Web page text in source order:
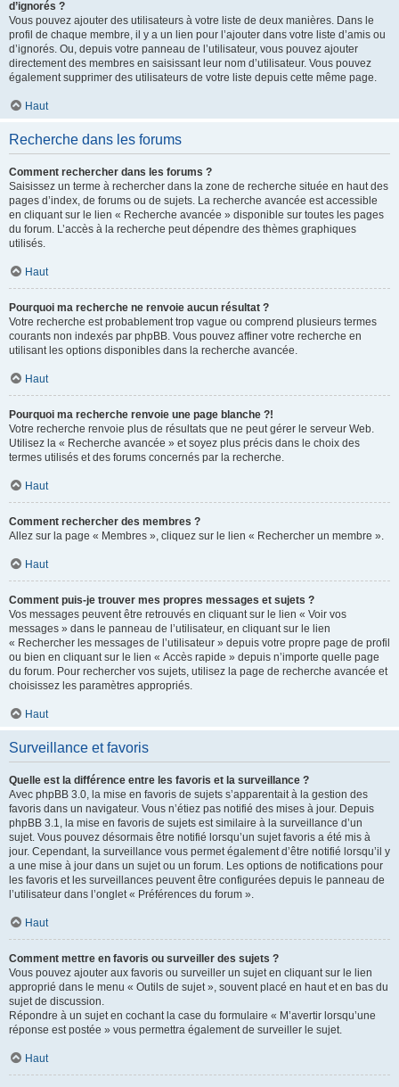
d’ignorés ?
Vous pouvez ajouter des utilisateurs à votre liste de deux manières. Dans le
profil de chaque membre, il y a un lien pour l’ajouter dans votre liste d’amis ou
d’ignorés. Ou, depuis votre panneau de l’utilisateur, vous pouvez ajouter
directement des membres en saisissant leur nom d’utilisateur. Vous pouvez
également supprimer des utilisateurs de votre liste depuis cette même page.
Haut
Recherche dans les forums
Comment rechercher dans les forums ?
Saisissez un terme à rechercher dans la zone de recherche située en haut des
pages d’index, de forums ou de sujets. La recherche avancée est accessible
en cliquant sur le lien « Recherche avancée » disponible sur toutes les pages
du forum. L’accès à la recherche peut dépendre des thèmes graphiques
utilisés.
Haut
Pourquoi ma recherche ne renvoie aucun résultat ?
Votre recherche est probablement trop vague ou comprend plusieurs termes
courants non indexés par phpBB. Vous pouvez affiner votre recherche en
utilisant les options disponibles dans la recherche avancée.
Haut
Pourquoi ma recherche renvoie une page blanche ?!
Votre recherche renvoie plus de résultats que ne peut gérer le serveur Web.
Utilisez la « Recherche avancée » et soyez plus précis dans le choix des
termes utilisés et des forums concernés par la recherche.
Haut
Comment rechercher des membres ?
Allez sur la page « Membres », cliquez sur le lien « Rechercher un membre ».
Haut
Comment puis-je trouver mes propres messages et sujets ?
Vos messages peuvent être retrouvés en cliquant sur le lien « Voir vos
messages » dans le panneau de l’utilisateur, en cliquant sur le lien
« Rechercher les messages de l’utilisateur » depuis votre propre page de profil
ou bien en cliquant sur le lien « Accès rapide » depuis n’importe quelle page
du forum. Pour rechercher vos sujets, utilisez la page de recherche avancée et
choisissez les paramètres appropriés.
Haut
Surveillance et favoris
Quelle est la différence entre les favoris et la surveillance ?
Avec phpBB 3.0, la mise en favoris de sujets s’apparentait à la gestion des
favoris dans un navigateur. Vous n’étiez pas notifié des mises à jour. Depuis
phpBB 3.1, la mise en favoris de sujets est similaire à la surveillance d’un
sujet. Vous pouvez désormais être notifié lorsqu’un sujet favoris a été mis à
jour. Cependant, la surveillance vous permet également d’être notifié lorsqu’il y
a une mise à jour dans un sujet ou un forum. Les options de notifications pour
les favoris et les surveillances peuvent être configurées depuis le panneau de
l’utilisateur dans l’onglet « Préférences du forum ».
Haut
Comment mettre en favoris ou surveiller des sujets ?
Vous pouvez ajouter aux favoris ou surveiller un sujet en cliquant sur le lien
approprié dans le menu « Outils de sujet », souvent placé en haut et en bas du
sujet de discussion.
Répondre à un sujet en cochant la case du formulaire « M’avertir lorsqu’une
réponse est postée » vous permettra également de surveiller le sujet.
Haut